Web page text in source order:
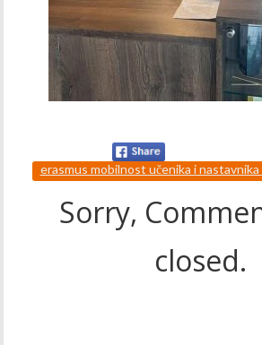
erasmus mobilnost učenika i
Sorry,
closed.